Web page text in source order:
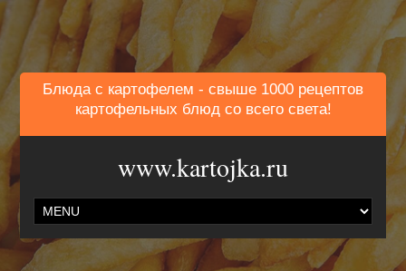
Блюда с картофелем - свыше 1000 рецептов
картофельных блюд со всего света!
www.kartojka.ru